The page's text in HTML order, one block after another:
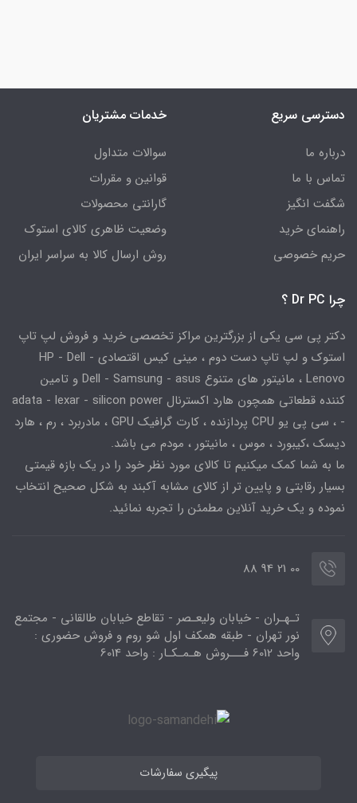
دسترسی سریع
درباره ما
تماس با ما
شگفت انگیز
راهنمای خرید
حریم خصوصی
خدمات مشتریان
سوالات متداول
قوانین و مقررات
گارانتی محصولات
وضعیت ظاهری کالای استوک
روش ارسال کالا به سراسر ایران
چرا Dr PC ؟
دکتر پی سی یکی از بزرگترین مراکز تخصصی خرید و فروش لپ تاپ
استوک و لپ تاپ دست دوم ، مینی کیس اقتصادی HP - Dell -
Lenovo ، مانیتور های متنوع Dell - Samsung - asus و تامین
کننده قطعاتی همچون هارد اکسترنال adata - lexar - silicon power
- ، سی پی یو CPU پردازنده ، کارت گرافیک GPU ، مادربرد ، رم ، هارد
دیسک ،کیبورد ، موس ، مانیتور ، مودم می باشد.
ما به شما کمک میکنیم تا کالای مورد نظر خود را در یک بازه قیمتی
بسیار رقابتی و پایین تر از کالای مشابه آکبند به شکل صحیح انتخاب
نموده و یک خرید آنلاین مطمئن را تجربه نمائید.
00 21 94 88
تـهـران - خیابان ولیعـصر - تقاطع خیابان طالقانی - مجتمع
نور تهران - طبقه همکف اول شو روم و فروش حضوری :
واحد 6012 فـــروش هـمـکـار : واحد 6014
پیگیری سفارشات